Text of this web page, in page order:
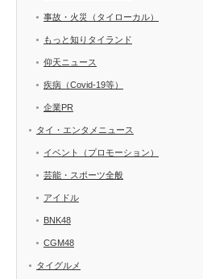
事故・火災（タイローカル）
もっと知りタイランド
仰天ニュース
疾病（Covid-19等）
企業PR
タイ・エンタメニュース
イベント（プロモーション）
芸能・スポーツ全般
アイドル
BNK48
CGM48
タイグルメ